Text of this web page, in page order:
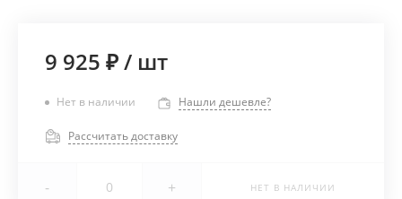
9 925 ₽/ шт
Нет в наличии Нашли дешевле?
Рассчитать доставку
- + НЕТ В НАЛИЧИИ